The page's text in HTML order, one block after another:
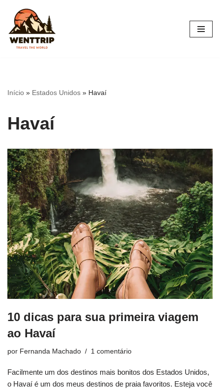
Pular
para
Início » Estados Unidos » Havaí
Havaí
10 dicas para sua primeira viagem
ao Havaí
por Fernanda Machado 1 comentário
Facilmente um dos destinos mais bonitos dos Estados Unidos,
o Havaí é um dos meus destinos de praia favoritos. Esteja você